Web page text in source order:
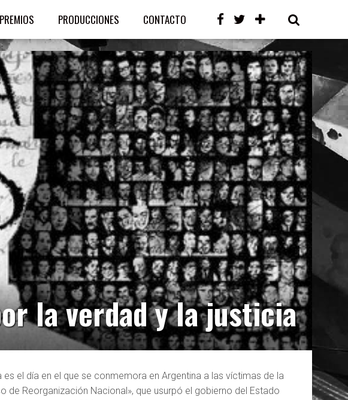
PREMIOS PRODUCCIONES CONTACTO
la verdad y la justicia
el día en el que se conmemora en Argentina a las víctimas de la
Reorganización Nacional», que usurpó el gobierno del Estado